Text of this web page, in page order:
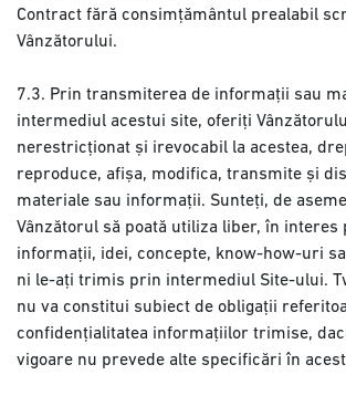
Contract fără consimțământul prealabil
Vânzătorului.
7.3. Prin transmiterea de informații sau
intermediul acestui site, oferiți
nerestricționat și irevocabil la acestea,
reproduce, afișa, modifica, transmite și
materiale sau informații. Sunteți, de
Vânzătorul să poată utiliza liber, în interes
informații, idei, concepte, know-how-uri
ni le-ați trimis prin intermediul Site-ului.
nu va constitui subiect de obligații
confidențialitatea informațiilor trimise,
vigoare nu prevede alte specificări în